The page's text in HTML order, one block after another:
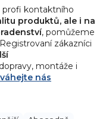
profi kontaktního
produktů, ale i na
, pomůžeme
zákazníci
montáže i
nás